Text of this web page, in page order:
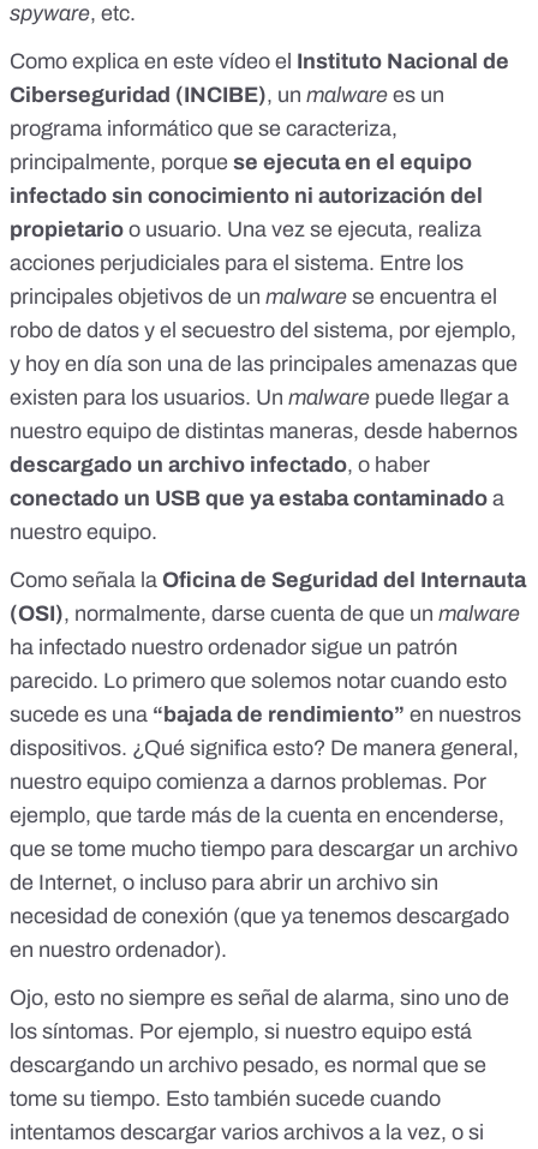
spyware, etc.
Como explica en este vídeo el Instituto Nacional de
Ciberseguridad (INCIBE), un malware es un
programa informático que se caracteriza,
principalmente, porque se ejecuta en el equipo
infectado sin conocimiento ni autorización del
propietario o usuario. Una vez se ejecuta, realiza
acciones perjudiciales para el sistema. Entre los
principales objetivos de un malware se encuentra el
robo de datos y el secuestro del sistema, por ejemplo,
y hoy en día son una de las principales amenazas que
existen para los usuarios. Un malware puede llegar a
nuestro equipo de distintas maneras, desde habernos
descargado un archivo infectado, o haber
conectado un USB que ya estaba contaminado a
nuestro equipo.
Como señala la Oficina de Seguridad del Internauta
(OSI), normalmente, darse cuenta de que un malware
ha infectado nuestro ordenador sigue un patrón
parecido. Lo primero que solemos notar cuando esto
sucede es una “bajada de rendimiento” en nuestros
dispositivos. ¿Qué significa esto? De manera general,
nuestro equipo comienza a darnos problemas. Por
ejemplo, que tarde más de la cuenta en encenderse,
que se tome mucho tiempo para descargar un archivo
de Internet, o incluso para abrir un archivo sin
necesidad de conexión (que ya tenemos descargado
en nuestro ordenador).
Ojo, esto no siempre es señal de alarma, sino uno de
los síntomas. Por ejemplo, si nuestro equipo está
descargando un archivo pesado, es normal que se
tome su tiempo. Esto también sucede cuando
intentamos descargar varios archivos a la vez, o si